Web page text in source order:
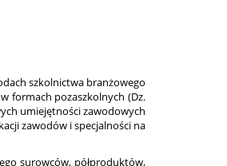
szkolnictwa branżowego
formach pozaszkolnych (Dz.
umiejętności zawodowych
zawodów i specjalności na
surowców, półproduktów,